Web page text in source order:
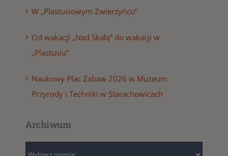
W „Plastusiowym Zwierzyńcu”
Od wakacji „Nad Skałą” do wakacji w
„Plastusiu”
Naukowy Plac Zabaw 2026 w Muzeum
Przyrody i Techniki w Starachowicach
Archiwum